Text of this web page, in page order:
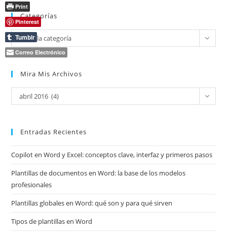
Categorías
Categorías
Elegir la categoría
Mira Mis Archivos
Mira
mis
abril 2016 (4)
Entradas Recientes
Copilot en Word y Excel: conceptos clave, interfaz y primeros pasos
Plantillas de documentos en Word: la base de los modelos
profesionales
Plantillas globales en Word: qué son y para qué sirven
Tipos de plantillas en Word
Print
Pinterest
Tumblr
Correo Electrónico